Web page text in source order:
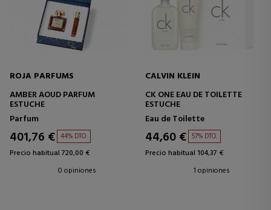
ROJA PARFUMS
AMBER AOUD PARFUM
ESTUCHE
Parfum
401,76 € 44% DTO.
Precio habitual 720,00 €
0 opiniones
CALVIN KLEIN
CK ONE EAU DE TOILETTE
ESTUCHE
Eau de Toilette
44,60 € 57% DTO.
Precio habitual 104,37 €
1 opiniones